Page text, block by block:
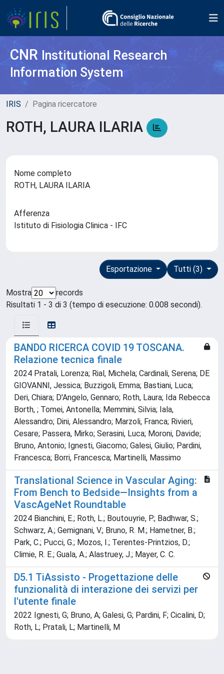
CNR Institutional Research
Information System
IRIS Pagina ricercatore
ROTH, LAURA ILARIA
Nome completo
ROTH, LAURA ILARIA
Afferenza
Istituto di Fisiologia Clinica - IFC
Tutti (3)
Esportazione
Mostra
records
Risultati 1 - 3 di 3 (tempo di esecuzione: 0.008 secondi).
BANDO RICERCA COVID 19 TOSCANA.
Relazione tecnica finale
2024 Pratali, Lorenza; Rial, Michela; Cardinali, Serena; DE
GIOVANNI, Jessica; Buzzigoli, Emma; Bastiani, Luca;
Deri, Chiara; D'Angelo, Gennaro; Roth, Laura; Ida Rebecca
Borth, ; Tomei, Antonella; Memmini, Silvia; Iala,
Alessandro; Dini, Alessandro; Marzoli, Franca; Rivieri,
Cesare; Passera, Mirko; Serasini, Luca; Moroni, Davide;
Bruno, Antonio; Ignesti, Giacomo; Galesi, Giulio; Pardini,
Francesca; Borri, Francesca; Martinelli, Massimo
Translational Science in Vascular Aging:
From Bench to Bedside—Insights from a
VascAgeNet Roundtable
2024 Bianchini, E.; Roth, L.; Boutouyrie, P.; Badhwar, S.;
Schwarz, A.; Gemignani, V.; Bruno, R. M.; Hametner, B.;
Park, C.; Pucci, G.; Mozos, I.; Terentes-Printzios, D.;
Climie, R. E.; Guala, A.; Alastruey, J.; Mayer, C. C.
D5.1 TiAssisto - Progettazione delle
funzionalità di interazione dei servizi per
l'utente finale
2022 Ignesti, G; Bruno, A; Galesi, G; Pardini, F; Cicalini, D;
Roth, L; Pratali, L; Martinelli, M